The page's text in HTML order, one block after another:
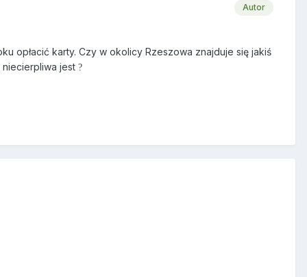
Autor
opłacić karty. Czy w okolicy Rzeszowa znajduje się jakiś
jest ?